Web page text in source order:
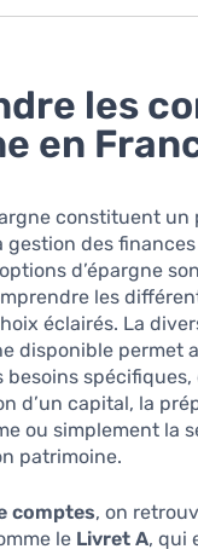
les
en
constituent un
des
d’épargne
les
éclairés. La
disponible permet
besoins
d’un capital, la
ou simplement la
patrimoine.
comptes, on
le Livret A, qui